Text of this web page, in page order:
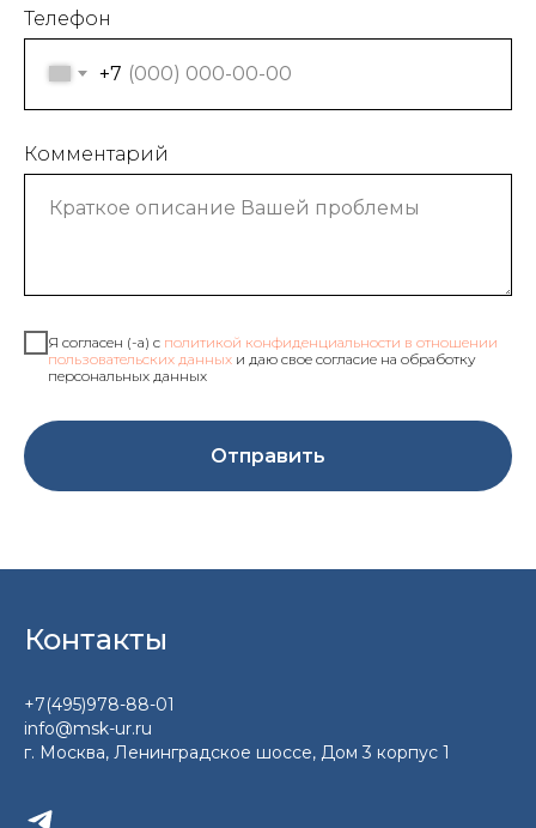
Телефон
+7
Комментарий
Я согласен (-а) с политикой конфиденциальности в отношении
пользовательских данных и даю свое согласие на обработку
персональных данных
Отправить
Контакты
+7(495)978-88-01
info@msk-ur.ru
г. Москва, Ленинградское шоссе, Дом 3 корпус 1